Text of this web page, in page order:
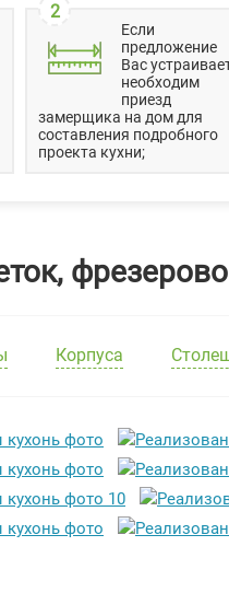
2
Если
предложение
Вас
необходим
приезд
замерщика на дом для
составления подробного
проекта кухни;
Корпуса